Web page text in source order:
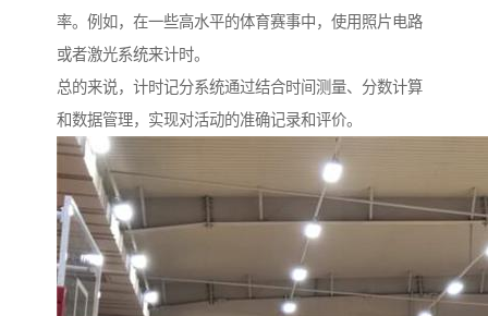
率。例如，在一些高水平的体育赛事中，使用照片电路
或者激光系统来计时。
总的来说，计时记分系统通过结合时间测量、分数计算
和数据管理，实现对活动的准确记录和评价。